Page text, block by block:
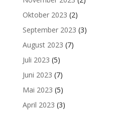
Oktober 2023 (2)
September 2023 (3)
August 2023 (7)
Juli 2023 (5)
Juni 2023 (7)
Mai 2023 (5)
April 2023 (3)